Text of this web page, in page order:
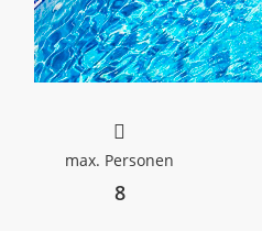
max. Personen
8